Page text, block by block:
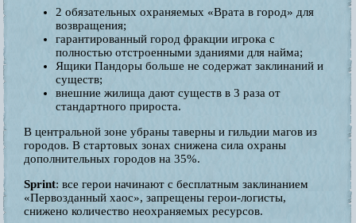
2 обязательных охраняемых «Врата в город» для
возвращения;
гарантированный город фракции игрока с
полностью отстроенными зданиями для найма;
Ящики Пандоры больше не содержат заклинаний и
существ;
внешние жилища дают существ в 3 раза от
стандартного прироста.
В центральной зоне убраны таверны и гильдии магов из
городов. В стартовых зонах снижена сила охраны
дополнительных городов на 35%.
Sprint: все герои начинают с бесплатным заклинанием
«Первозданный хаос», запрещены герои-логисты,
снижено количество неохраняемых ресурсов.